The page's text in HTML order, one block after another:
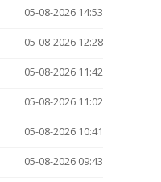
05-08-2026 14:53
05-08-2026 12:28
05-08-2026 11:42
05-08-2026 11:02
05-08-2026 10:41
05-08-2026 09:43